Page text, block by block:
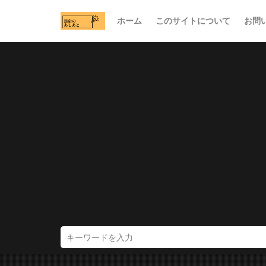
ホーム このサイトについて お問